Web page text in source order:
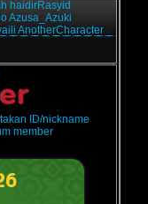
haidirRasyid
Azusa_Azuki
AnotherCharacter
ID/nickname
member